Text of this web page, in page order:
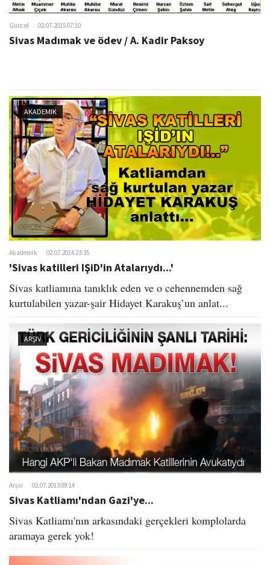
Güncel 02.07.2015 07:10
Sivas Madımak ve ödev / A. Kadir Paksoy
AKADEMIK
Akademik 02.07.2014 23:35
'Sivas katilleri IŞiD'in Atalarıydı...'
Sivas katliamına tanıklık eden ve o cehennemden sağ
kurtulabilen yazar-şair Hidayet Karakuş’un anlat...
ARŞIV
Arşiv 02.07.2013 09:14
Sivas Katliamı'ndan Gazi'ye...
Sivas Katliamı'nın arkasındaki gerçekleri komplolarda
aramaya gerek yok!